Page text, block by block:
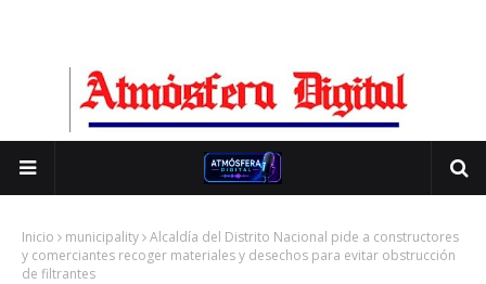
Inicio municipality Alcaldía del Distrito Nacional pide a constructores
y comerciantes recoger materiales y desechos para evitar obstrucción
de filtrantes